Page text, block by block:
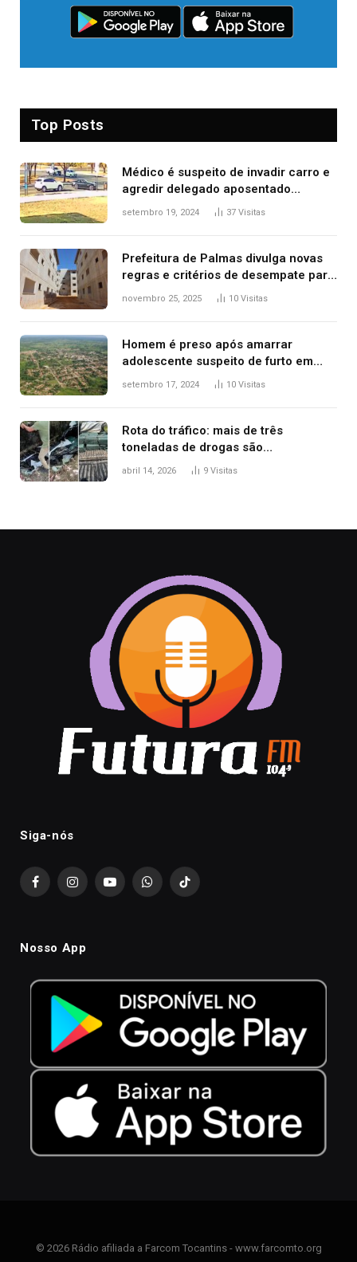
Top Posts
Médico é suspeito de invadir carro e
agredir delegado aposentado
durante confusão no trânsito
setembro 19, 2024 37 Visitas
Prefeitura de Palmas divulga novas
regras e critérios de desempate para
seleção de famílias no Minha Casa,
novembro 25, 2025 10 Visitas
Homem é preso após amarrar
adolescente suspeito de furto em
estaca de cerca e agredi-lo
setembro 17, 2024 10 Visitas
Rota do tráfico: mais de três
toneladas de drogas são
apreendidas no TO em três meses
abril 14, 2026 9 Visitas
Siga-nós
FacebookInstagramYouTubeWhatsAppTikTok
Nosso App
© 2026 Rádio afiliada a Farcom Tocantins - www.farcomto.org